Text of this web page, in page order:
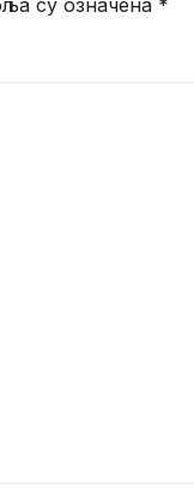
су означена *